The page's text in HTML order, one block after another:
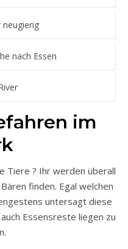
neugierig
nach Essen
im
Tiere ? Ihr werden überall
finden. Egal welchen
untersagt diese
Essensreste liegen zu